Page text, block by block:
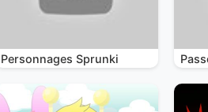
Personnages Sprunki